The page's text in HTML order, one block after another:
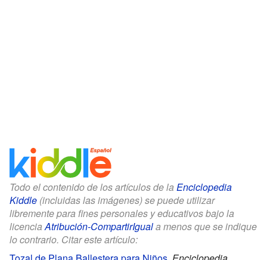
Todo el contenido de los artículos de la Enciclopedia
Kiddle (incluidas las imágenes) se puede utilizar
libremente para fines personales y educativos bajo la
licenciaAtribución-CompartirIguala menos que se indique
lo contrario. Citar este artículo: